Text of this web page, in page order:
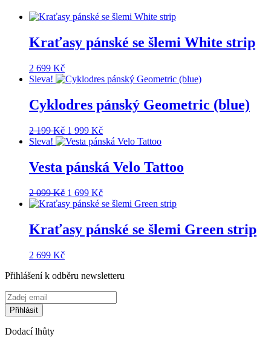
Kraťasy pánské se šlemi White strip
2 699 Kč
Sleva!
Cyklodres pánský Geometric (blue)
2 199Kč Původní
cena
199 Kč.
1 999 KčAktuální
cena
1
999 Kč.
Sleva!
Vesta pánská Velo Tattoo
2 099Kč Původní
cena
099 Kč.
1 699 KčAktuální
cena
699 Kč.
Kraťasy pánské se šlemi Green strip
2 699 Kč
Přihlášení k odběru newsletteru
Dodací lhůty